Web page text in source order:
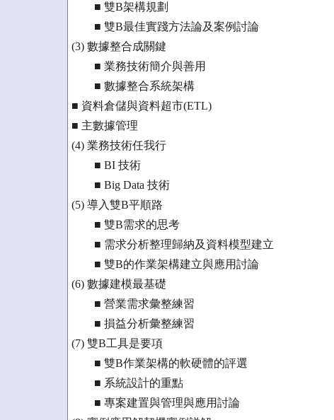
■ 雙B架構規劃
■ 雙B最佳實踐方法論及案例討論
(3) 數據整合成關鍵
■ 業務技術簡介與善用
■ 數據整合系統架構
■ 資料倉儲與資料超市(ETL)
■ 主數據管理
(4) 業務技術任我行
■ BI 技術
■ Big Data 技術
(5) 導入雙B平順路
■ 雙B需求的思考
■ 需求分析整理歸納及資料模型建立
■ 雙B的作業架構建立與應用討論
(6) 數據建模最基礎
■ 營業需求彙整練習
■ 損益分析彙整練習
(7) 雙B工具是要項
■ 雙B作業架構的軟硬體的評選
■ 系統設計的重點
■ 專案建置與管理與應用討論